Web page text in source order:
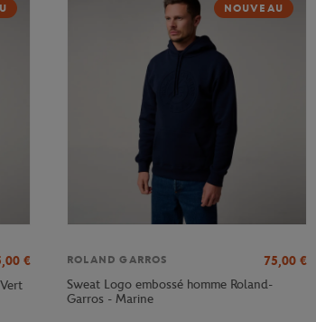
€
NOUVEAU
ROLAND GARROS 75,00 €
Sweat Logo embossé homme Roland-
Garros - Marine